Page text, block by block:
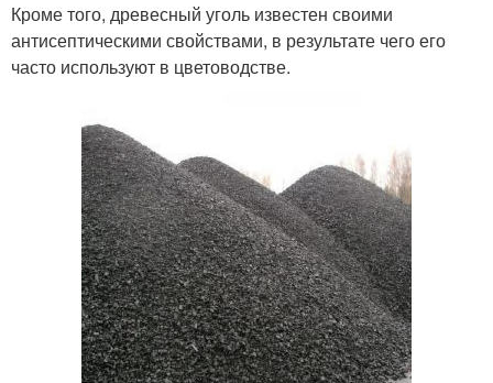
Кроме того, древесный уголь известен своими
антисептическими свойствами, в результате чего его
часто используют в цветоводстве.